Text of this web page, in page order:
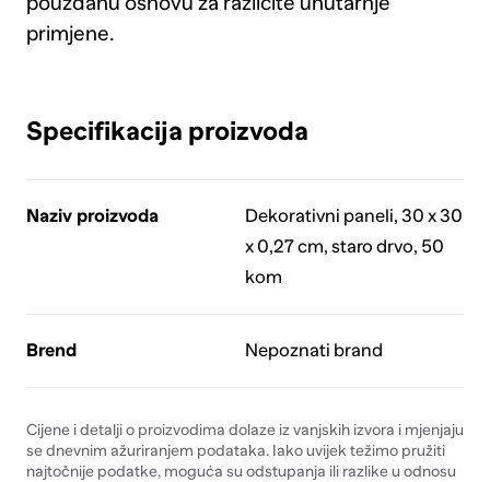
primjene.
Specifikacija proizvoda
Naziv proizvoda
Dekorativni paneli, 30 x 30
x 0,27 cm, staro drvo, 50
kom
Brend Nepoznati brand
Cijene i detalji o proizvodima dolaze iz vanjskih izvora i mjenjaju
se dnevnim ažuriranjem podataka. Iako uvijek težimo pružiti
najtočnije podatke, moguća su odstupanja ili razlike u odnosu